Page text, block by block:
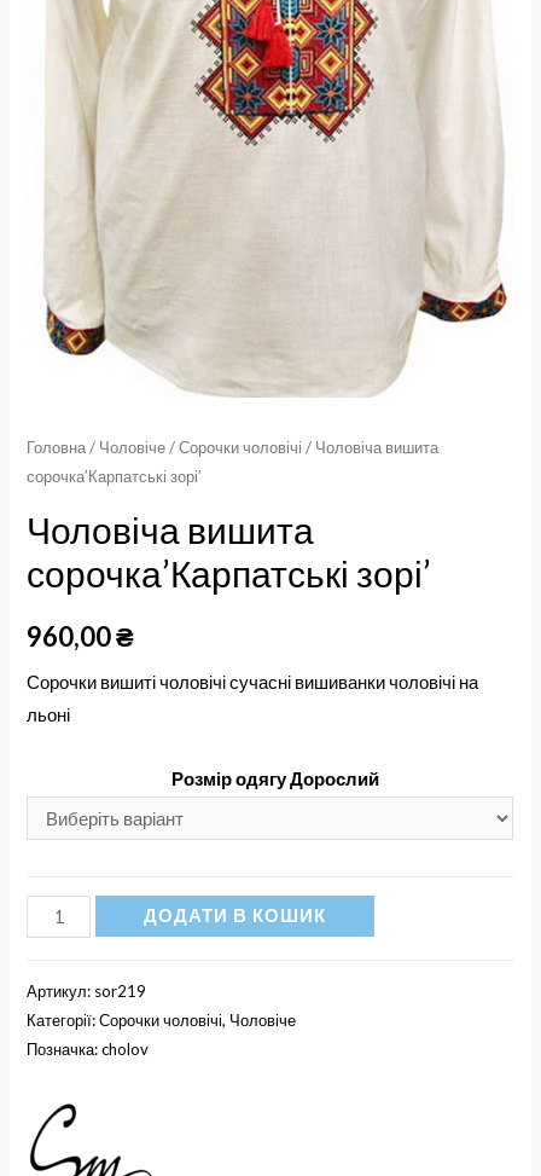
Головна/ Чоловіче/Сорочки чоловічі / Чоловіча вишита
сорочка’Карпатські зорі’
Чоловіча вишита
сорочка’Карпатські зорі’
960,00₴
Сорочки вишиті чоловічі сучасні вишиванки чоловічі на
льоні
Розмір одягу Дорослий
Чоловіча
вишита
кількість
ДОДАТИ В КОШИК
Артикул: sor219
Категорії:Сорочки чоловічі, Чоловіче
Позначка:cholov